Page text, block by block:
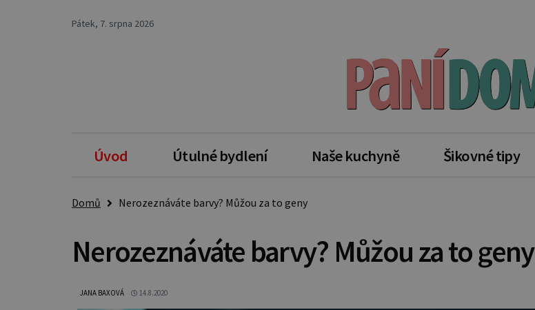
Pátek, 7. srpna 2026
Úvod Útulné bydlení Naše kuchyně Šikovné tipy
Domů Nerozeznáváte barvy? Můžou za to geny
Nerozeznáváte barvy? Můžou za to geny
JANA BAXOVÁ 14.8.2020